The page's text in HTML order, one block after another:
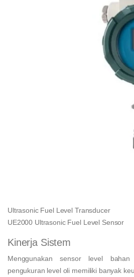
Ultrasonic Fuel Level Transducer
UE2000 Ultrasonic Fuel Level Sensor
Kinerja Sistem
Menggunakan sensor level
pengukuran level oli memiliki banyak